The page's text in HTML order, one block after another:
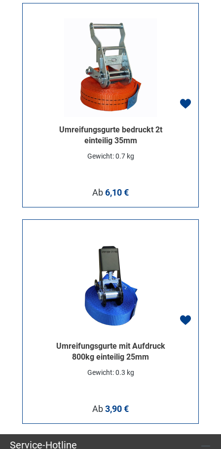
Umreifungsgurte bedruckt 2t
einteilig 35mm
Gewicht: 0.7 kg
Regulärer Preis:
Ab6,10 €
Umreifungsgurte mit Aufdruck
800kg einteilig 25mm
Gewicht: 0.3 kg
Regulärer Preis:
Ab3,90 €
Service-Hotline